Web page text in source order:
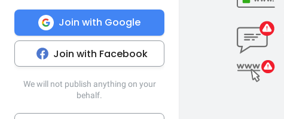
Join with Google
Join with Facebook
We will not publish anything on your
behalf.